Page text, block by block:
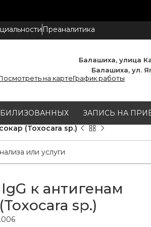
Преаналитика
Балашиха, улица
Балашиха, ул.
на картеГрафик работы
ЗАПИСЬ НА
(Toxocara sp.)
к антигенам
sp.)